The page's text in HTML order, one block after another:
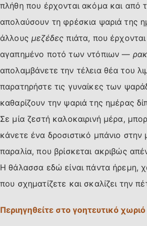
πλήθη που έρχονται ακόμα και από
απολαύσουν τη φρέσκια ψαριά της
άλλουςμεζέδες πιάτα, που
αγαπημένο ποτό των ντόπιων —
απολαμβάνετε την τέλεια θέα του
παρατηρήστε τις γυναίκες των
καθαρίζουν την ψαριά της ημέρας
Σε μία ζεστή καλοκαιρινή μέρα,
κάνετε ένα δροσιστικό μπάνιο στην
παραλία, που βρίσκεται ακριβώς
Η θάλασσα εδώ είναι πάντα ήρεμη,
που σχηματίζετε και σκαλίζει την
Περιηγηθείτε στο γοητευτικό χωριό